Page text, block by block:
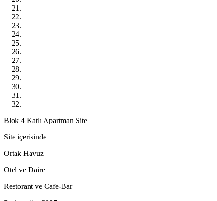
Blok 4 Katlı Apartman Site
Site içerisinde
Ortak Havuz
Otel ve Daire
Restorant ve Cafe-Bar